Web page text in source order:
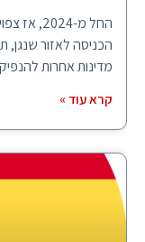
מדינות אחרות
קרא עוד »